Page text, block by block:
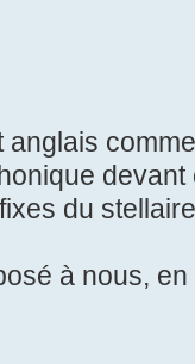
anglais
du
à nous,